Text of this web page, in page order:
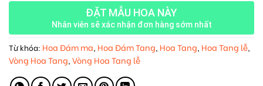
ĐẶT MẪU HOA NÀY
Nhân viên sẽ xác nhận đơn hàng sớm nhất
Từ khóa: Hoa Đám ma Hoa Đám Tang Hoa Tang Hoa Tang lễ
Vòng Hoa Tang Vòng Hoa Tang lễ